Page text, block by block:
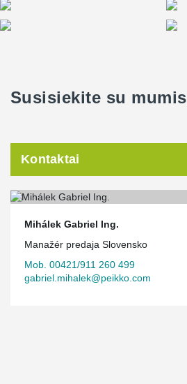
Susisiekite su mumis
Kontaktai
Mihálek Gabriel Ing.
Manažér predaja Slovensko
Mob. 00421/911 260 499
gabriel.mihalek@peikko.com